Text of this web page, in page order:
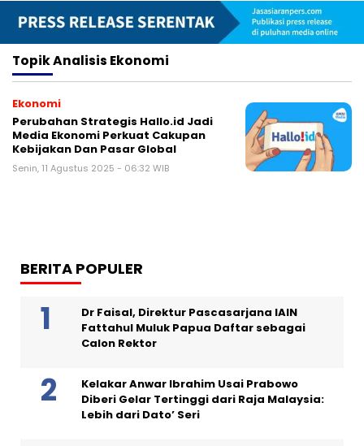
TopikAnalisis Ekonomi
Ekonomi
Perubahan Strategis Hallo.id Jadi
Media Ekonomi Perkuat Cakupan
Kebijakan Dan Pasar Global
Senin, 11 Agustus 2025 - 06:32 WIB
BERITA POPULER
Dr Faisal, Direktur Pascasarjana IAIN
Fattahul Muluk Papua Daftar sebagai
Calon Rektor
Kelakar Anwar Ibrahim Usai Prabowo
Diberi Gelar Tertinggi dari Raja Malaysia:
Lebih dari Dato’ Seri